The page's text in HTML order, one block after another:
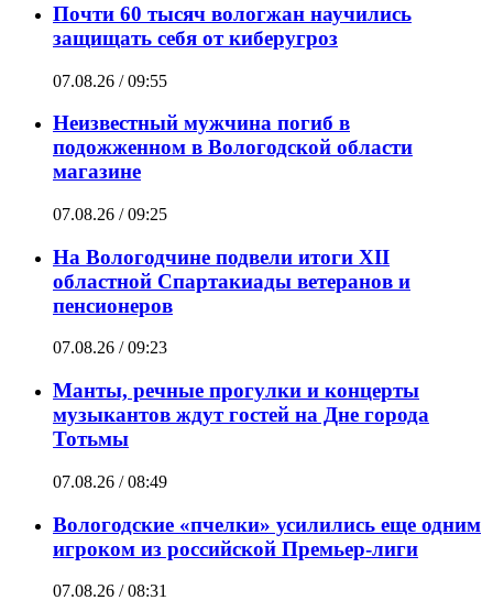
Почти 60 тысяч вологжан научились
защищать себя от киберугроз
07.08.26 / 09:55
Неизвестный мужчина погиб в
подожженном в Вологодской области
магазине
07.08.26 / 09:25
На Вологодчине подвели итоги XII
областной Спартакиады ветеранов и
пенсионеров
07.08.26 / 09:23
Манты, речные прогулки и концерты
музыкантов ждут гостей на Дне города
Тотьмы
07.08.26 / 08:49
Вологодские «пчелки» усилились еще одним
игроком из российской Премьер-лиги
07.08.26 / 08:31